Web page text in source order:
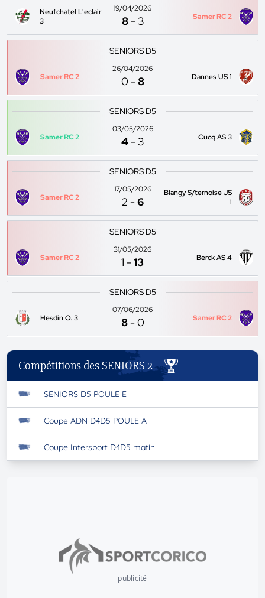
Neufchatel L'eclair
3
19/04/2026
8 - 3 Samer RC 2
SENIORS D5
Samer RC 2
26/04/2026
0 -8 Dannes US 1
SENIORS D5
Samer RC 2
03/05/2026
4 - 3 Cucq AS 3
SENIORS D5
Samer RC 2
17/05/2026
2 -6
Blangy S/ternoise JS
1
SENIORS D5
Samer RC 2
31/05/2026
1 -13 Berck AS 4
SENIORS D5
Hesdin O. 3
07/06/2026
8 -0 Samer RC 2
Compétitions des SENIORS 2
SENIORS D5 POULE E
Coupe ADN D4D5 POULE A
Coupe Intersport D4D5 matin
publicité